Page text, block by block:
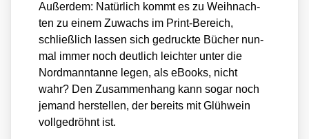
Außer­dem: Natür­lich kommt es zu Weih­nach­
ten zu einem Zuwachs im Print-Bereich,
schließ­lich las­sen sich gedruck­te Bücher nun­
mal immer noch deut­lich leich­ter unter die
Nord­mann­tan­ne legen, als eBooks, nicht
wahr? Den Zusam­men­hang kann sogar noch
jemand her­stel­len, der bereits mit Glüh­wein
voll­ge­dröhnt ist.